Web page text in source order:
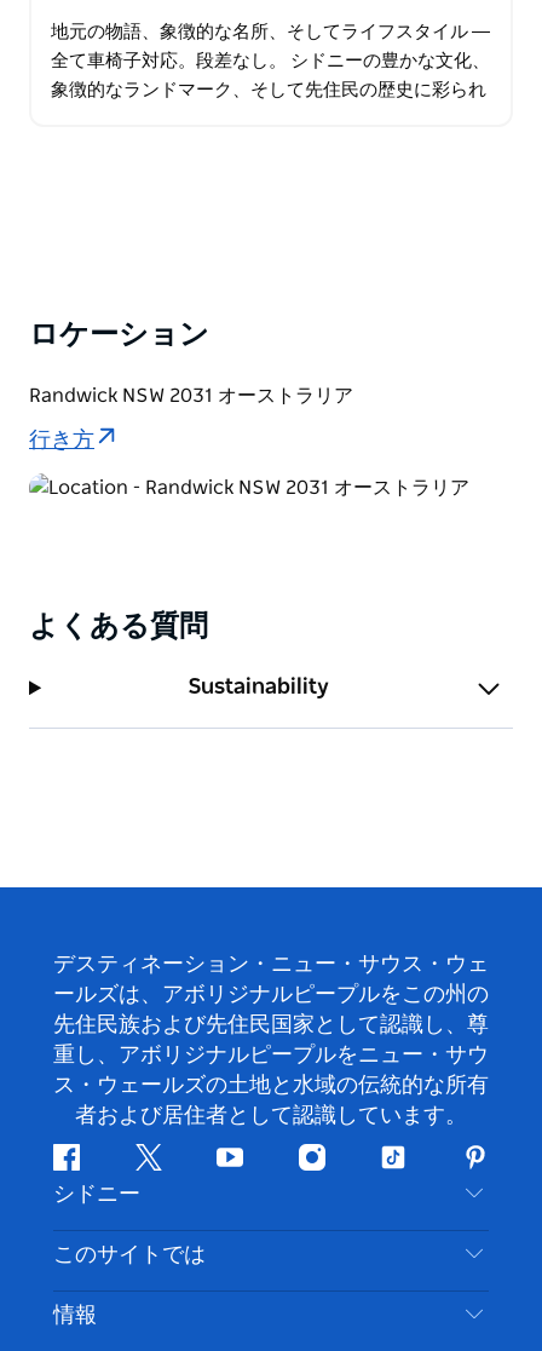
地元の物語、象徴的な名所、そしてライフスタイル ―
全て車椅子対応。段差なし。 シドニーの豊かな文化、
象徴的なランドマーク、そして先住民の歴史に彩られ
ロケーション
Randwick NSW 2031 オーストラリア
行き方
よくある質問
Sustainability
デスティネーション・ニュー・サウス・ウェ
ールズは、アボリジナルピープルをこの州の
先住民族および先住民国家として認識し、尊
重し、アボリジナルピープルをニュー・サウ
ス・ウェールズの土地と水域の伝統的な所有
者および居住者として認識しています。
フ
ェ
イ
ス
ブ
ッ
ツ
ッ
タ
ー
ユ
チ
ー
イ
ス
グ
テ
ッ
ト
ピ
ン
タ
レ
ス
ト
シドニー
お問い合わせ
免責事項
このサイトでは
目的地
情報